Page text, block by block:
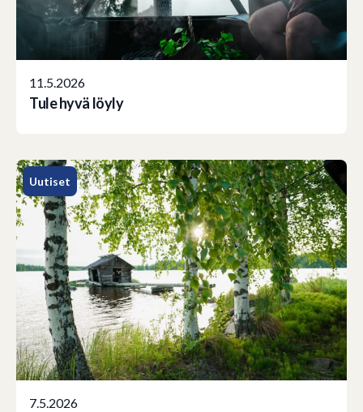
11.5.2026
Tule hyvä löyly
Uutiset
7.5.2026